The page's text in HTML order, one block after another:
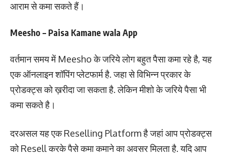
आराम से कमा सकते हैं।
Meesho – Paisa Kamane wala App
वर्तमान समय में Meesho के जरिये लोग बहुत पैसा कमा रहे है, यह
एक ऑनलाइन शॉपिंग प्लेटफार्म है. जहा से विभिन्न प्रकार के
प्रोडक्ट्स को ख़रीदा जा सकता है. लेकिन मीशो के जरिये पैसा भी
कमा सकते है।
दरअसल यह एक Reselling Platform है जहां आप प्रोडक्ट्स
को Resell करके पैसे कमा कमाने का अवसर मिलता है. यदि आप